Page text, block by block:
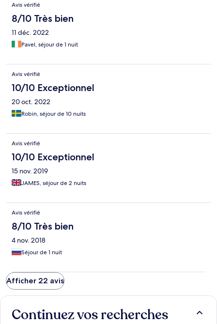
Avis vérifié
8/10 Très bien
11 déc. 2022
Pavel, séjour de 1 nuit
Avis vérifié
10/10 Exceptionnel
20 oct. 2022
Robin, séjour de 10 nuits
Avis vérifié
10/10 Exceptionnel
15 nov. 2019
JAMES, séjour de 2 nuits
Avis vérifié
8/10 Très bien
4 nov. 2018
Séjour de 1 nuit
Afficher 22 avis
Continuez vos recherches